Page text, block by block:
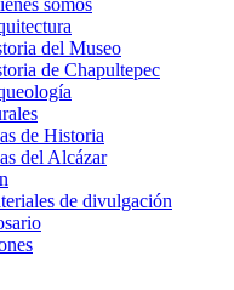
somos
del Museo
de Chapultepec
de Historia
del Alcázar
de divulgación